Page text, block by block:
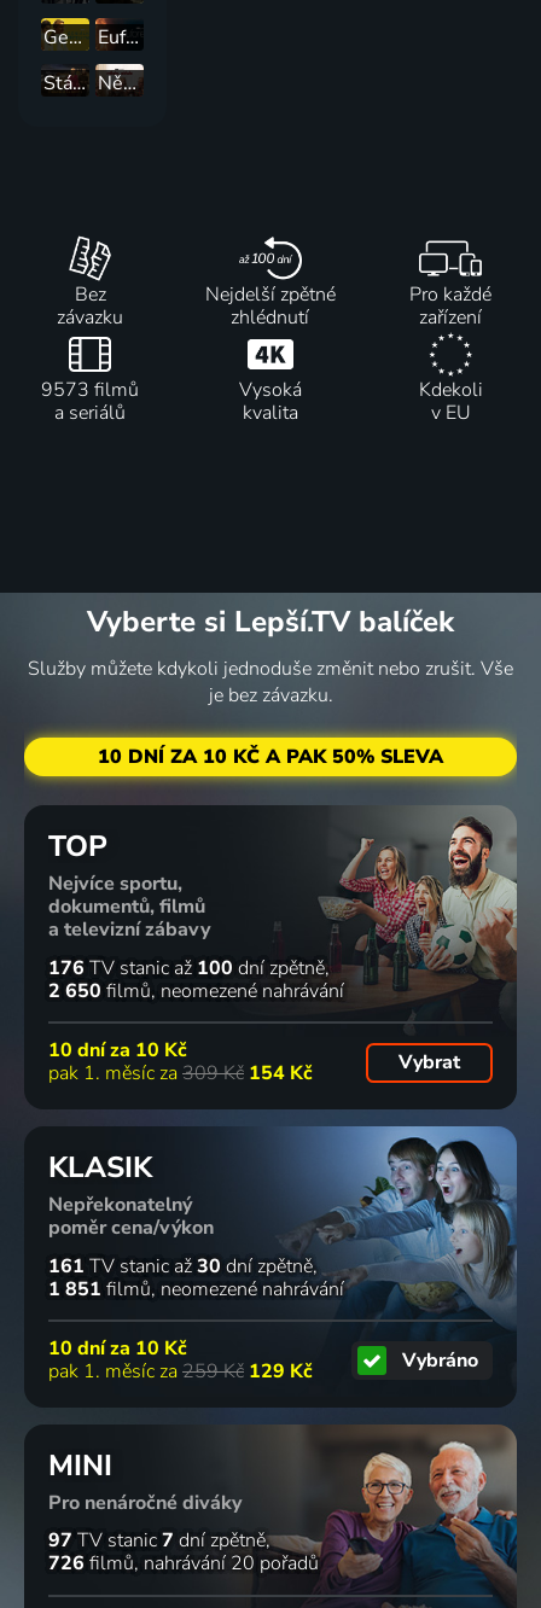
Geniální přítelkyně
Euforie
Stále v kurzu
Někdo, někde
Bez
závazku
Nejdelší zpětné
zhlédnutí
Pro každé
zařízení
9573 filmů
a seriálů
Vysoká
kvalita
Kdekoli
v EU
Vyberte si Lepší.TV balíček
Služby můžete kdykoli jednoduše změnit nebo zrušit. Vše
je bez závazku.
10 DNÍ ZA 10 KČ A PAK 50% SLEVA
TOP
Nejvíce sportu,
dokumentů, filmů
a televizní zábavy
176 TV stanic až 100 dní zpětně
2 650 filmů neomezené nahrávání
10 dní za 10 Kč
pak 1. měsíc za 309 Kč 154 Kč Vybrat
KLASIK
Nepřekonatelný
poměr cena/výkon
161 TV stanic až30 dní zpětně
1 851 filmů neomezené nahrávání
10 dní za 10 Kč
pak 1. měsíc za 259 Kč 129 Kč Vybráno
MINI
Pro nenáročné diváky
97 TV stanic7 dní zpětně
726 filmů nahrávání 20 pořadů